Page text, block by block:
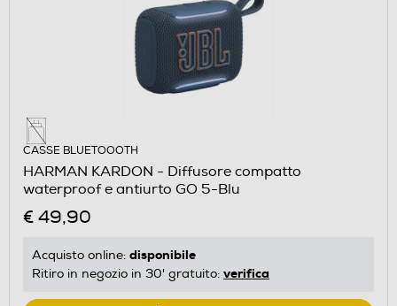
CASSE BLUETOOOTH
HARMAN KARDON - Diffusore compatto
waterproof e antiurto GO 5-Blu
€ 49,90
Acquisto online: disponibile
Ritiro in negozio in 30' gratuito: verifica